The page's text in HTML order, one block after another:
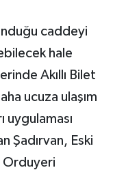
caddeyi
hale
Akıllı Bilet
ucuza ulaşım
uygulaması
Şadırvan, Eski
Orduyeri